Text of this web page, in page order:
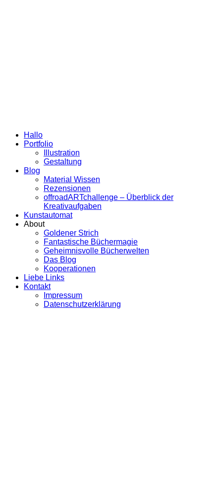
Hallo
Portfolio
Illustration
Gestaltung
Blog
Material Wissen
Rezensionen
offroadARTchallenge – Überblick der
Kreativaufgaben
Kunstautomat
About
Goldener Strich
Fantastische Büchermagie
Geheimnisvolle Bücherwelten
Das Blog
Kooperationen
Liebe Links
Kontakt
Impressum
Datenschutzerklärung